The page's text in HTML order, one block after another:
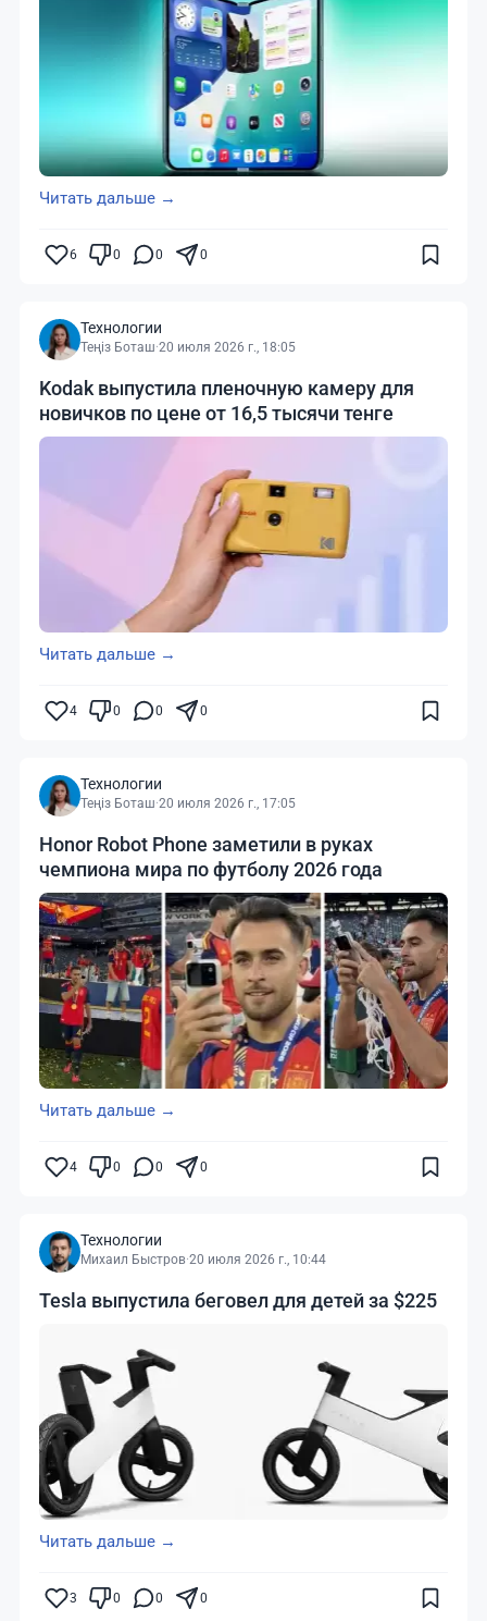
Читать дальше →
6 0 0 0
Технологии
Теңіз Боташ·20 июля 2026 г., 18:05
Kodak выпустила пленочную камеру для
новичков по цене от 16,5 тысячи тенге
Читать дальше →
4 0 0 0
Технологии
Теңіз Боташ·20 июля 2026 г., 17:05
Honor Robot Phone заметили в руках
чемпиона мира по футболу 2026 года
Читать дальше →
4 0 0 0
Технологии
Михаил Быстров·20 июля 2026 г., 10:44
Tesla выпустила беговел для детей за $225
Читать дальше →
3 0 0 0